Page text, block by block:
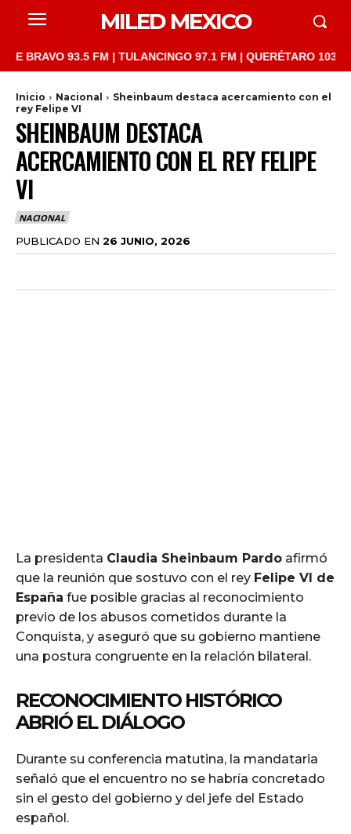
MILED MEXICO
93.5 FM | TULANCINGO 97.1 FM | QUERÉTARO 103.1 FM |
Inicio Nacional
Sheinbaum destaca acercamiento con el
rey Felipe VI
SHEINBAUM DESTACA
ACERCAMIENTO CON EL REY FELIPE
VI
NACIONAL
PUBLICADO EN 26 JUNIO, 2026
La presidenta Claudia Sheinbaum Pardo afirmó
que la reunión que sostuvo con el rey Felipe VI de
España fue posible gracias al reconocimiento
previo de los abusos cometidos durante la
Conquista, y aseguró que su gobierno mantiene
una postura congruente en la relación bilateral.
RECONOCIMIENTO HISTÓRICO
ABRIÓ EL DIÁLOGO
Durante su conferencia matutina, la mandataria
señaló que el encuentro no se habría concretado
sin el gesto del gobierno y del jefe del Estado
español.